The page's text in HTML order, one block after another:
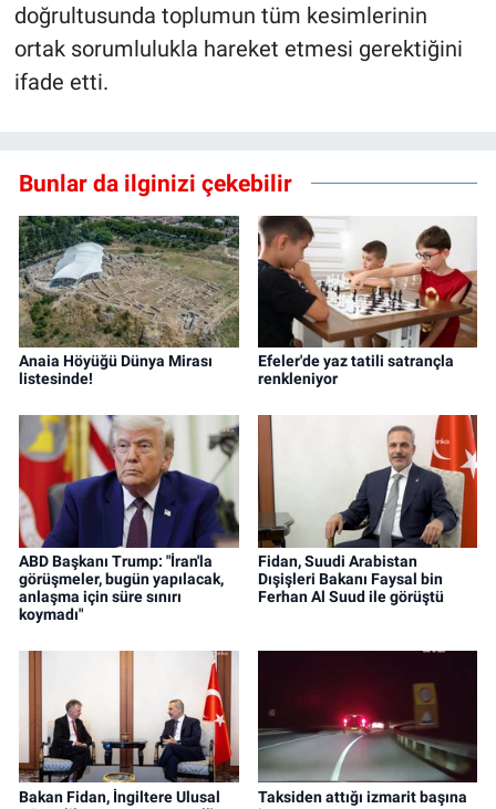
doğrultusunda toplumun tüm kesimlerinin
ortak sorumlulukla hareket etmesi gerektiğini
ifade etti.
Bunlar da ilginizi çekebilir
Anaia Höyüğü Dünya Mirası
listesinde!
Efeler'de yaz tatili satrançla
renkleniyor
ABD Başkanı Trump: "İran'la
görüşmeler, bugün yapılacak,
anlaşma için süre sınırı
koymadı"
Fidan, Suudi Arabistan
Dışişleri Bakanı Faysal bin
Ferhan Al Suud ile görüştü
Bakan Fidan, İngiltere Ulusal
Taksiden attığı izmarit başına